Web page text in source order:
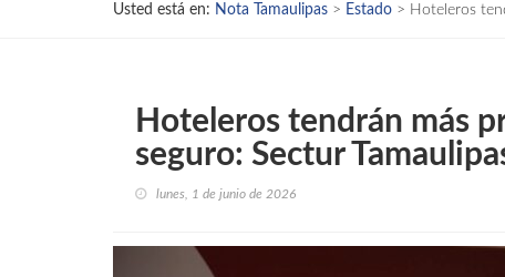
Usted está en: Nota Tamaulipas > Estado > Hoteleros
Hoteleros tendrán más
seguro: Sectur
lunes, 1 de junio de 2026